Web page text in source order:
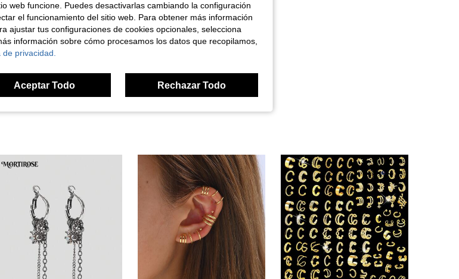
Útil (5)
web funcione. Puedes desactivarlas cambiando la configuración
el funcionamiento del sitio web. Para obtener más información
ajustar tus configuraciones de cookies opcionales, selecciona
información sobre cómo procesamos los datos que recopilamos,
privacidad.
Aceptar Todo Rechazar Todo